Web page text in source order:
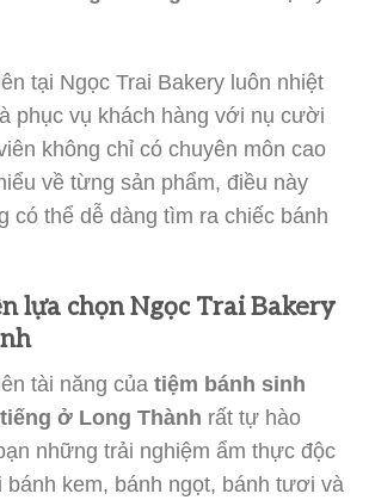
tại Ngọc Trai Bakery luôn nhiệt
phục vụ khách hàng với nụ cười
không chỉ có chuyên môn cao
về từng sản phẩm, điều này
có thể dễ dàng tìm ra chiếc bánh
lựa chọn Ngọc Trai Bakery
tài năng của tiệm bánh sinh
ở Long Thành rất tự hào
những trải nghiệm ẩm thực độc
bánh kem, bánh ngọt, bánh tươi và